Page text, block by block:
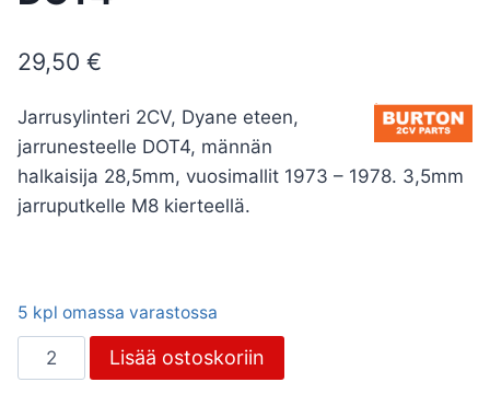
29,50 €
Jarrusylinteri 2CV, Dyane eteen,
jarrunesteelle DOT4, männän
halkaisija 28,5mm, vuosimallit 1973 – 1978. 3,5mm
jarruputkelle M8 kierteellä.
5 kpl omassa varastossa
Etujarrusylinteri
2CV,
Lisää ostoskoriin